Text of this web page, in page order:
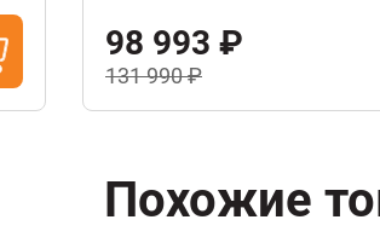
184 792 ₽
230 990 ₽
Похожие